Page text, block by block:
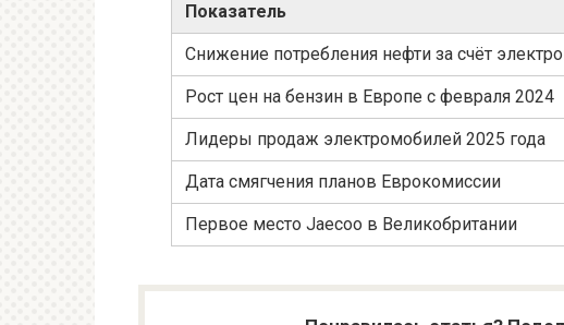
Показатель
Снижение потребления нефти за счёт
Рост цен на бензин в Европе с февраля 2024
Лидеры продаж электромобилей 2025 года
Дата смягчения планов Еврокомиссии
Первое место Jaecoo в Великобритании